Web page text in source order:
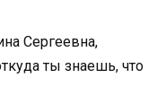
Сергеевна,
ты знаешь, что